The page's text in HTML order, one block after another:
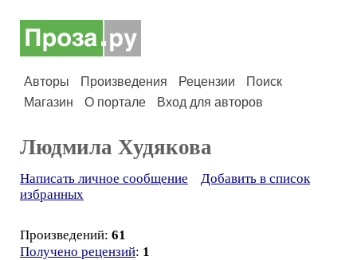
Авторы Произведения Рецензии
Поиск
Магазин
О портале Вход для авторов
Людмила Худякова
Написать личное сообщение
Добавить в список
избранных
Произведений: 61
Получено рецензий: 1